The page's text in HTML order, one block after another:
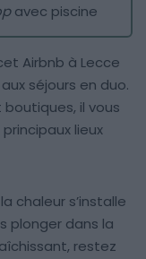
avec piscine
Airbnb à Lecce
séjours en duo.
il vous
lieux
chaleur s’installe
plonger dans la
restez